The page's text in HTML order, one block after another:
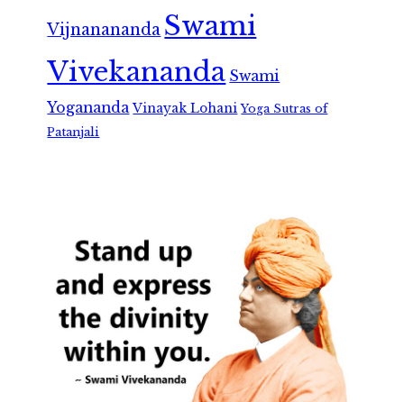
Vijnanananda Swami
Vivekananda Swami
Yogananda Vinayak Lohani Yoga Sutras of
Patanjali